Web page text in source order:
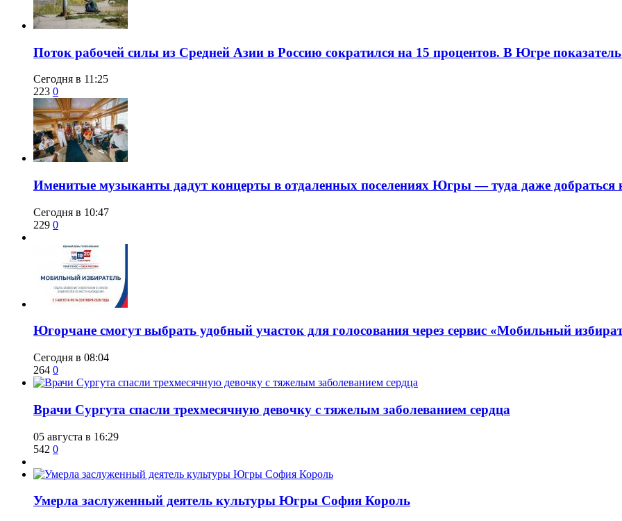
Поток рабочей силы из Средней Азии в Россию сократился на 15 процентов. В Югре
Сегодня в 11:25
223 0
Именитые музыканты дадут концерты в отдаленных поселениях Югры — туда даже добраться
Сегодня в 10:47
229 0
Югорчане смогут выбрать удобный участок для голосования через сервис «Мобильный
Сегодня в 08:04
264 0
​Врачи Сургута спасли трехмесячную девочку с тяжелым заболеванием сердца
05 августа в 16:29
542 0
​Умерла заслуженный деятель культуры Югры София Король